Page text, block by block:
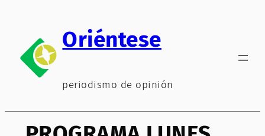
contenido
Oriéntese
periodismo de opinión